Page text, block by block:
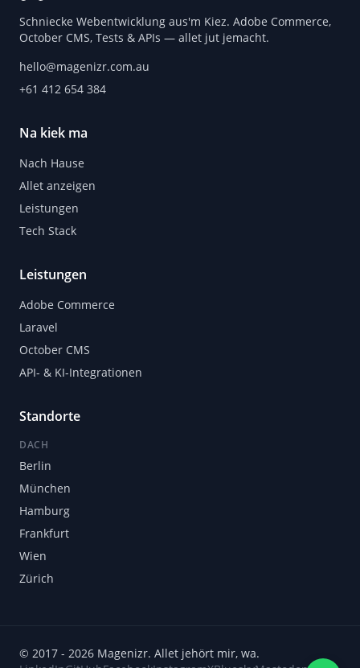
Schniecke Webentwicklung aus'm Kiez. Adobe Commerce,
October CMS, Tests & APIs — allet jut jemacht.
hello@magenizr.com.au
+61 412 654 384
Na kiek ma
Nach Hause
Allet anzeigen
Leistungen
Tech Stack
Leistungen
Adobe Commerce
Laravel
October CMS
API- & KI-Integrationen
Standorte
DACH
Berlin
München
Hamburg
Frankfurt
Wien
Zürich
© 2017 - 2026 Magenizr. Allet jehört mir, wa.